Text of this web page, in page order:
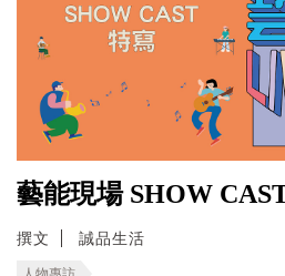
藝能現場 SHOW
撰文 誠品生活